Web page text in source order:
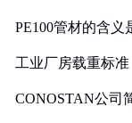
PE100管材的含义
工业厂房载重标
CONOSTAN公司